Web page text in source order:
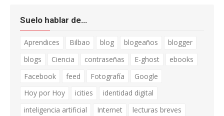
Suelo hablar de…
Aprendices Bilbao blog blogeaños
blogger
blogs
Ciencia contraseñas E-ghost
ebooks
Facebook
feed Fotografía
Google
Hoy por Hoy
icities
identidad digital
inteligencia artificial
Internet
lecturas breves